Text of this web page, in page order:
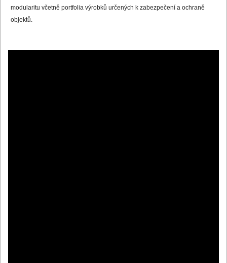
modularitu včetně portfolia výrobků určených k zabezpečení a ochraně
objektů.